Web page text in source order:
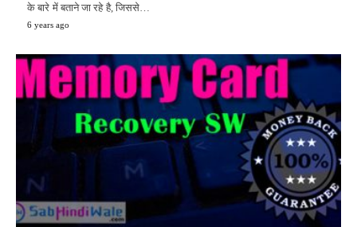
के बारे में बताने जा रहे है, जिससे…
6 years ago